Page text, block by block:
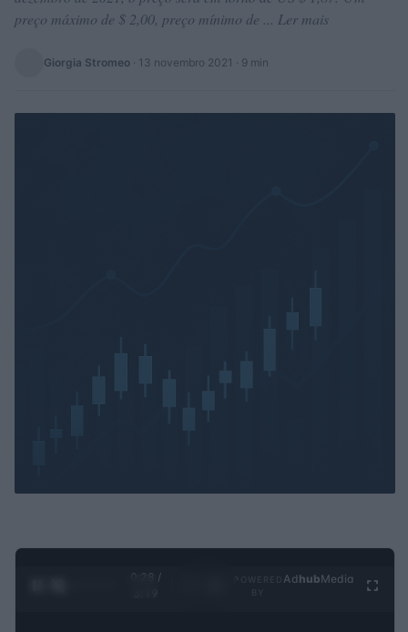
preço máximo de $ 2,00, preço mínimo de ... Ler mais
Giorgia Stromeo · 13 novembro 2021 · 9 min
0:29 /
Ad hubMedia